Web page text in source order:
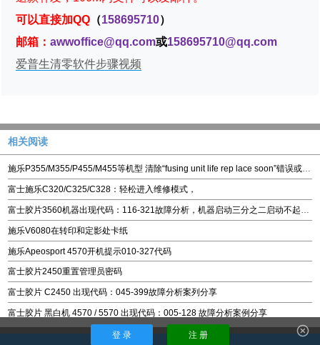
可以直接加QQ （158695710）
邮箱： awwoffice@qq.com或158695710@qq.com
爱普生清零软件步骤视频
相关阅读
施乐P355/M355/P455/M455等机型 清除“fusing unit life rep lace soon”错误或定影组件计数清零操作方法
富士施乐C320/C325/C328：轻松进入维修模式，
富士胶片3560机器出现代码：116-321故障分析，机器启动三分之二启动不起来直接关机
施乐V6080在转印和定影处卡纸
施乐Apeosport 4570开机提示010-327代码
富士胶片2450重置管理员密码
富士胶片 C2450 出现代码：045-399故障分析案列分享
富士胶片 黑白机 4570 / 5570 出现代码：005-128 故障分析案例分享
登 录 注 册